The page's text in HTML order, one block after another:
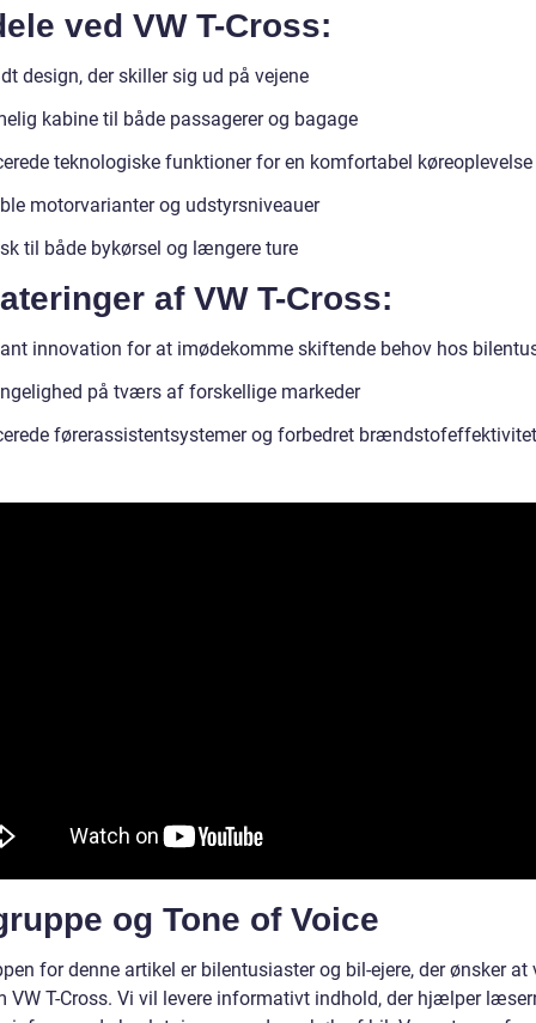
ved VW T-Cross:
design, der skiller sig ud på vejene
kabine til både passagerer og bagage
teknologiske funktioner for en komfortabel køreoplevelse
motorvarianter og udstyrsniveauer
til både bykørsel og længere ture
af VW T-Cross:
innovation for at imødekomme skiftende behov hos
på tværs af forskellige markeder
førerassistentsystemer og forbedret brændstofeffektivitet
og Tone of Voice
for denne artikel er bilentusiaster og bil-ejere, der ønsker at
VW T-Cross. Vi vil levere informativt indhold, der hjælper